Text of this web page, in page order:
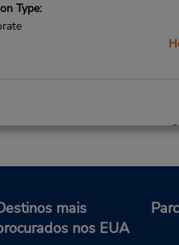
Type:
Type:
mais
nos EUA